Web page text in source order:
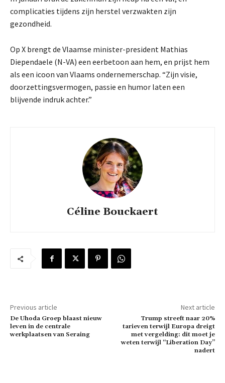
complicaties tijdens zijn herstel verzwakten zijn
gezondheid.
Op X brengt de Vlaamse minister-president Mathias
Diependaele (N-VA) een eerbetoon aan hem, en prijst hem
als een icoon van Vlaams ondernemerschap. “Zijn visie,
doorzettingsvermogen, passie en humor laten een
blijvende indruk achter.”
Céline Bouckaert
Previous article
De Uhoda Groep blaast nieuw
leven in de centrale
werkplaatsen van Seraing
Next article
Trump streeft naar 20%
tarieven terwijl Europa dreigt
met vergelding: dit moet je
weten terwijl “Liberation Day”
nadert